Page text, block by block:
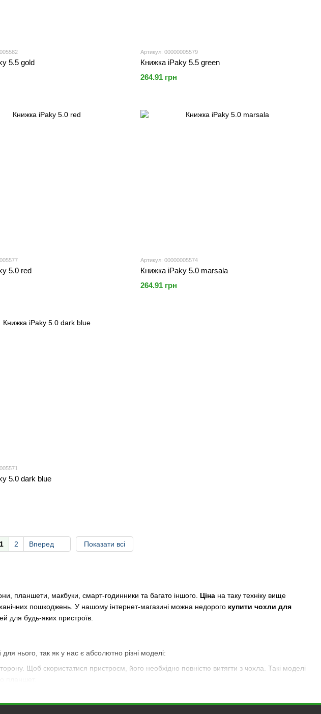
планшети, макбуки, смарт-годинники та багато іншого. Ціна на таку техніку вище
пошкоджень. У нашому інтернет-магазині можна недорого купити чохли для
для будь-яких пристроїв.
нього, так як у нас є абсолютно різні моделі:
Щоб скористатися пристроєм, його необхідно повністю витягти з чохла. Такі моделі
або горизонтальному положенні. Також кришка має всередині магніт, так що вона
5.5 gold
Артикул: 00000005579
Книжка iPaky 5.5 green
264.91 грн
5.0 red
Артикул: 00000005574
Книжка iPaky 5.0 marsala
264.91 грн
5.0 dark blue
1 2 Вперед Показати всі